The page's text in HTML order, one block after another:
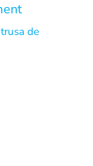
trusa de